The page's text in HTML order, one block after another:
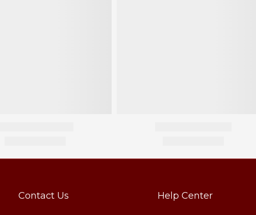
Contact Us Help Center